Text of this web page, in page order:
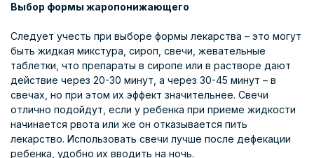
Выбор формы жаропонижающего
Следует учесть при выборе формы лекарства – это могут
быть жидкая микстура, сироп, свечи, жевательные
таблетки, что препараты в сиропе или в растворе дают
действие через 20-30 минут, а через 30-45 минут – в
свечах, но при этом их эффект значительнее. Свечи
отлично подойдут, если у ребенка при приеме жидкости
начинается рвота или же он отказывается пить
лекарство. Использовать свечи лучше после дефекации
ребенка, удобно их вводить на ночь.